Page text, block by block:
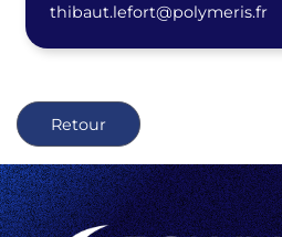
thibaut.lefort@polymeris.fr
Retour